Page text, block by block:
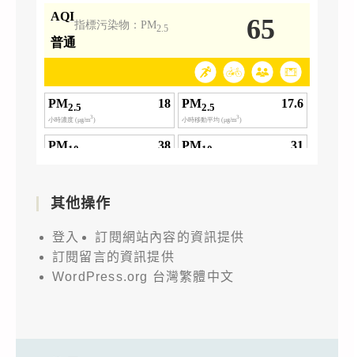
其他操作
登入
訂閱網站內容的資訊提供
訂閱留言的資訊提供
WordPress.org 台灣繁體中文